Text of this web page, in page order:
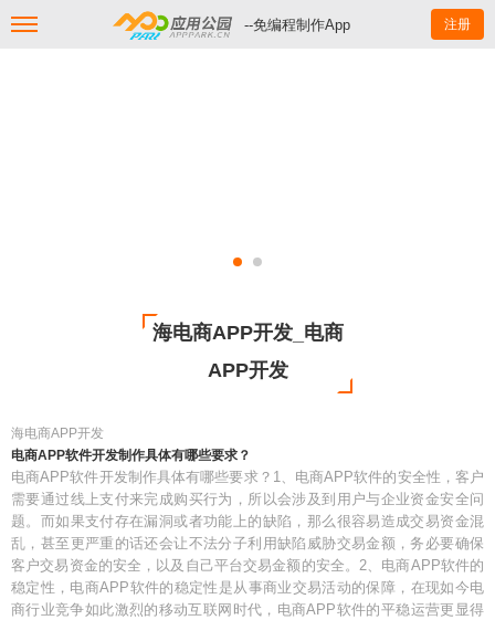
--免编程制作App 注册
海电商APP开发_电商
APP开发
海电商APP开发
电商APP软件开发制作具体有哪些要求？
电商APP软件开发制作具体有哪些要求？1、电商APP软件的安全性，客户
需要通过线上支付来完成购买行为，所以会涉及到用户与企业资金安全问
题。而如果支付存在漏洞或者功能上的缺陷，那么很容易造成交易资金混
乱，甚至更严重的话还会让不法分子利用缺陷威胁交易金额，务必要确保
客户交易资金的安全，以及自己平台交易金额的安全。2、电商APP软件的
稳定性，电商APP软件的稳定性是从事商业交易活动的保障，在现如今电
商行业竞争如此激烈的移动互联网时代，电商APP软件的平稳运营更显得